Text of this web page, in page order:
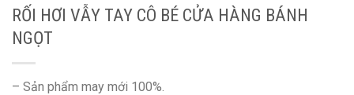
RỐI HƠI VẪY TAY CÔ BÉ CỬA HÀNG BÁNH
NGỌT
– Sản phẩm may mới 100%.